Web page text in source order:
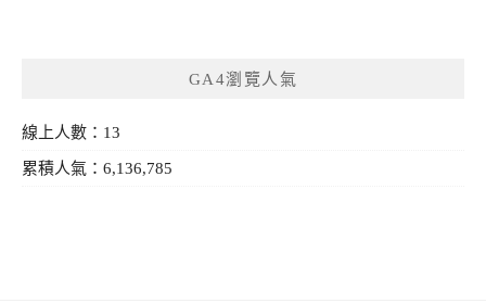
GA4瀏覽人氣
線上人數：13
累積人氣：6,136,785